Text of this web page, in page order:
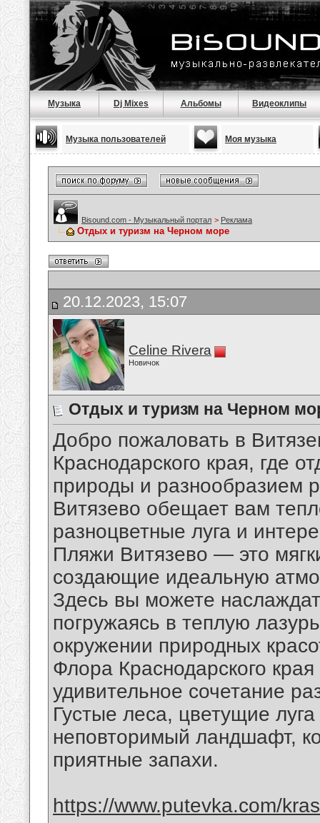
Музыка Dj Mixes Альбомы Видеоклипы
Музыка пользователей Моя музыка
Bisound.com - Музыкальный портал > Реклама
Отдых и туризм на Черном море
20.12.2023, 15:07
Celine Rivera
Новичок
Отдых и туризм на Черном
Добро пожаловать в
Краснодарского края, где
природы и разнообразием
Витязево обещает вам
разноцветные луга и
Пляжи Витязево — это
создающие идеальную
Здесь вы можете
погружаясь в теплую
окружении природных
Флора Краснодарского
удивительное сочетание
Густые леса, цветущие
неповторимый ландшафт,
приятные запахи.
https://www.putevka.com/